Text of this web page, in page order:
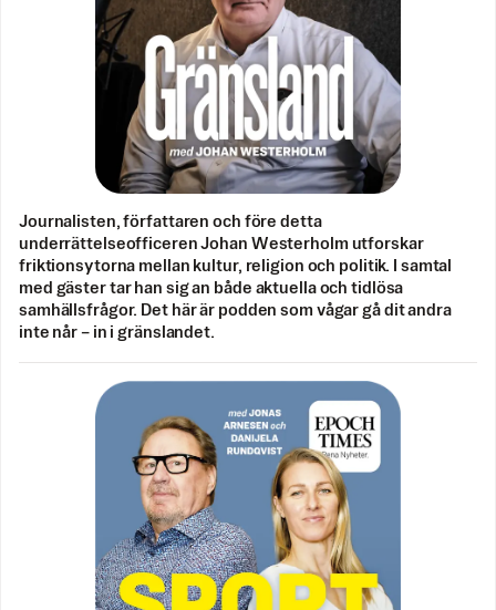
Journalisten, författaren och före detta
underrättelseofficeren Johan Westerholm utforskar
friktionsytorna mellan kultur, religion och politik. I samtal
med gäster tar han sig an både aktuella och tidlösa
samhällsfrågor. Det här är podden som vågar gå dit andra
inte når – in i gränslandet.